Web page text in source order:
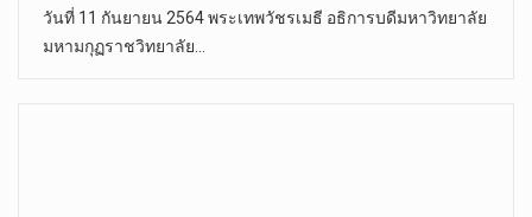
วันที่ 11 กันยายน 2564 พระเทพวัชรเมธี อธิการบดีมหาวิทยาลัย
มหามกุฏราชวิทยาลัย…